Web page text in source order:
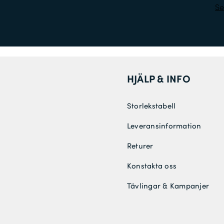
HJÄLP & INFO
Storlekstabell
Leveransinformation
Returer
Konstakta oss
Tävlingar & Kampanjer